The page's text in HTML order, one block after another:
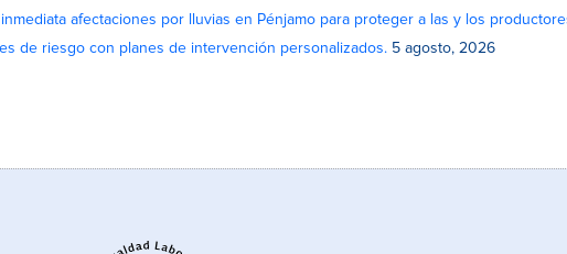
afectaciones por lluvias en Pénjamo para proteger a las y los
de riesgo con planes de intervención personalizados. 5 agosto, 2026